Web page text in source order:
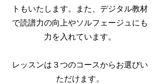
トもいたします。また、デジタル教材
で読譜力の向上やソルフェージュにも
力を入れています。
レッスンは３つのコースからお選びい
ただけます。